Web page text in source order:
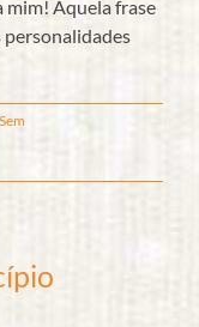
mim! Aquela frase
personalidades
Sem